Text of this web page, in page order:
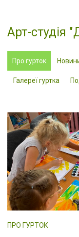
Арт-студія
Про гурток
Галереї гуртка
ПРО ГУРТОК